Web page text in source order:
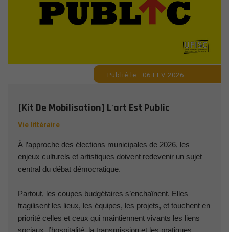
Publié le : 06 FEV 2026
[Kit De Mobilisation] L'art Est Public
Vie littéraire
À l’approche des élections municipales de 2026, les
enjeux culturels et artistiques doivent redevenir un sujet
central du débat démocratique.
Partout, les coupes budgétaires s’enchaînent. Elles
fragilisent les lieux, les équipes, les projets, et touchent en
priorité celles et ceux qui maintiennent vivants les liens
sociaux, l’hospitalité, la transmission et les pratiques